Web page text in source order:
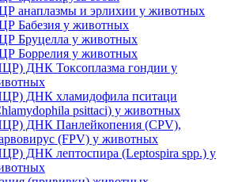
анаплазмы и эрлихии у животных
Бабезия у животных
Бруцелла у животных
Боррелия у животных
ДНК Токсоплазма гондии у
ДНК хламидофила пситаци
psittaci) у животных
ДНК Панлейкопения (CPV),
(FPV) у животных
ДНК лептоспира (Leptospira spp.) у